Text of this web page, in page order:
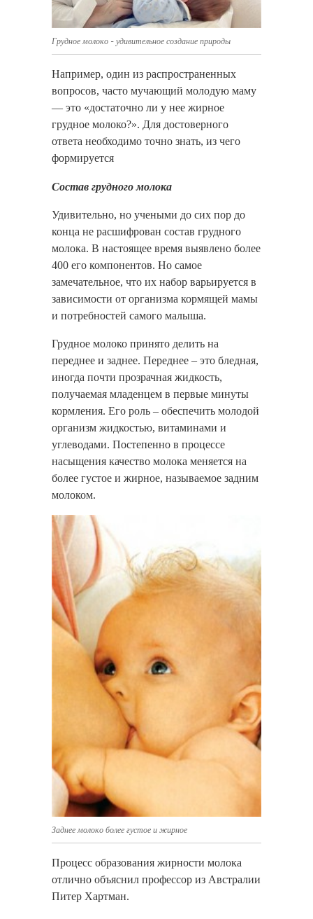
Грудное молоко - удивительное создание природы
Например, один из распространенных
вопросов, часто мучающий молодую маму
— это «достаточно ли у нее жирное
грудное молоко?». Для достоверного
ответа необходимо точно знать, из чего
формируется
Состав грудного молока
Удивительно, но учеными до сих пор до
конца не расшифрован состав грудного
молока. В настоящее время выявлено более
400 его компонентов. Но самое
замечательное, что их набор варьируется в
зависимости от организма кормящей мамы
и потребностей самого малыша.
Грудное молоко принято делить на
переднее и заднее. Переднее – это бледная,
иногда почти прозрачная жидкость,
получаемая младенцем в первые минуты
кормления. Его роль – обеспечить молодой
организм жидкостью, витаминами и
углеводами. Постепенно в процессе
насыщения качество молока меняется на
более густое и жирное, называемое задним
молоком.
Заднее молоко более густое и жирное
Процесс образования жирности молока
отлично объяснил профессор из Австралии
Питер Хартман.